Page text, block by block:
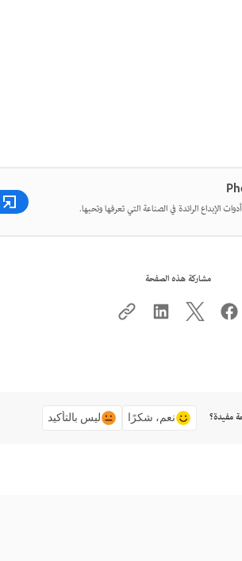
الإبداع الرائدة في الصناعة التي تعرفها وتحبها.
مشاركة هذه الصفحة
مفيدة؟ نعم، شكرًا ليس بالتأكيد